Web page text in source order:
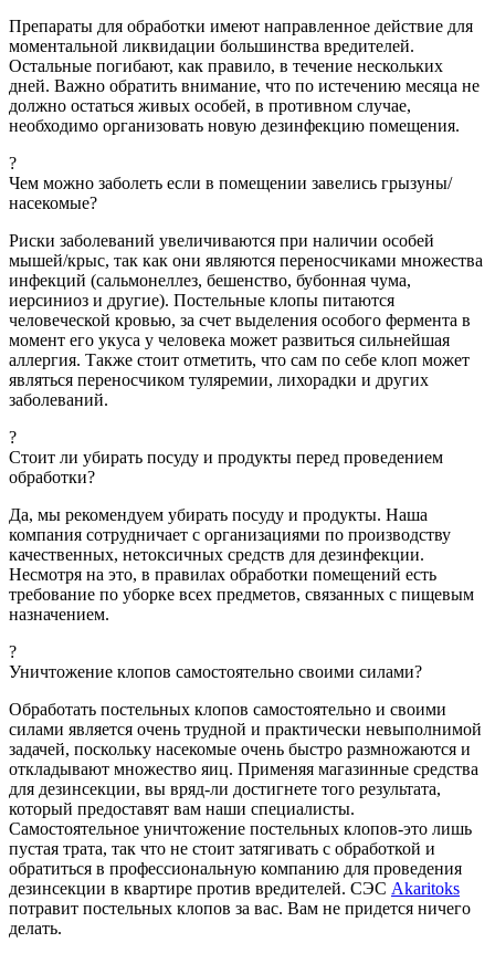
Препараты для обработки имеют направленное действие для
моментальной ликвидации большинства вредителей.
Остальные погибают, как правило, в течение нескольких
дней. Важно обратить внимание, что по истечению месяца не
должно остаться живых особей, в противном случае,
необходимо организовать новую дезинфекцию помещения.
?
Чем можно заболеть если в помещении завелись грызуны/
насекомые?
Риски заболеваний увеличиваются при наличии особей
мышей/крыс, так как они являются переносчиками множества
инфекций (сальмонеллез, бешенство, бубонная чума,
иерсиниоз и другие). Постельные клопы питаются
человеческой кровью, за счет выделения особого фермента в
момент его укуса у человека может развиться сильнейшая
аллергия. Также стоит отметить, что сам по себе клоп может
являться переносчиком туляремии, лихорадки и других
заболеваний.
?
Стоит ли убирать посуду и продукты перед проведением
обработки?
Да, мы рекомендуем убирать посуду и продукты. Наша
компания сотрудничает с организациями по производству
качественных, нетоксичных средств для дезинфекции.
Несмотря на это, в правилах обработки помещений есть
требование по уборке всех предметов, связанных с пищевым
назначением.
?
Уничтожение клопов самостоятельно своими силами?
Обработать постельных клопов самостоятельно и своими
силами является очень трудной и практически невыполнимой
задачей, поскольку насекомые очень быстро размножаются и
откладывают множество яиц. Применяя магазинные средства
для дезинсекции, вы вряд-ли достигнете того результата,
который предоставят вам наши специалисты.
Самостоятельное уничтожение постельных клопов-это лишь
пустая трата, так что не стоит затягивать с обработкой и
обратиться в профессиональную компанию для проведения
дезинсекции в квартире против вредителей. СЭС Akaritoks
потравит постельных клопов за вас. Вам не придется ничего
делать.